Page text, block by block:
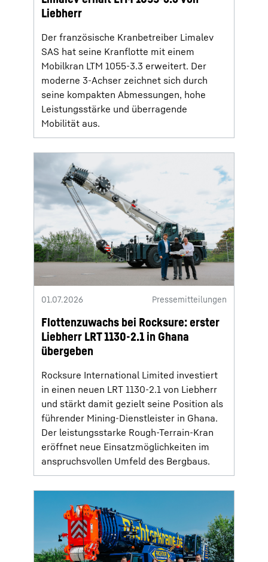
Liebherr
Der französische Kranbetreiber Limalev
SAS hat seine Kranflotte mit einem
Mobilkran LTM 1055-3.3 erweitert. Der
moderne 3-Achser zeichnet sich durch
seine kompakten Abmessungen, hohe
Leistungsstärke und überragende
Mobilität aus.
01.07.2026 Pressemitteilungen
Flottenzuwachs bei Rocksure: erster
Liebherr LRT 1130-2.1 in Ghana
übergeben
Rocksure International Limited investiert
in einen neuen LRT 1130-2.1 von Liebherr
und stärkt damit gezielt seine Position als
führender Mining-Dienstleister in Ghana.
Der leistungsstarke Rough-Terrain-Kran
eröffnet neue Einsatzmöglichkeiten im
anspruchsvollen Umfeld des Bergbaus.